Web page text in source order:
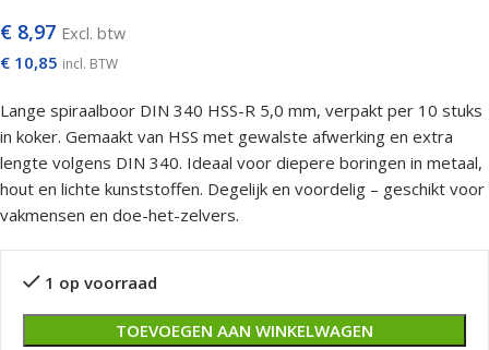
€ 8,97 Excl. btw
€ 10,85 incl. BTW
Lange spiraalboor DIN 340 HSS-R 5,0 mm, verpakt per 10 stuks
in koker. Gemaakt van HSS met gewalste afwerking en extra
lengte volgens DIN 340. Ideaal voor diepere boringen in metaal,
hout en lichte kunststoffen. Degelijk en voordelig – geschikt voor
vakmensen en doe-het-zelvers.
1 op voorraad
TOEVOEGEN AAN WINKELWAGEN